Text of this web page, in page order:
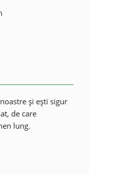
și ești sigur
de care
lung.